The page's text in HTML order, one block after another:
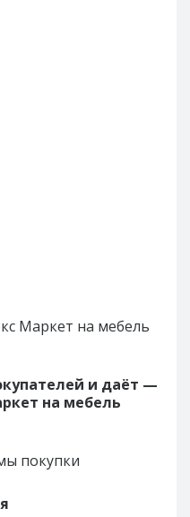
Маркет на мебель
и даёт —
на мебель
покупки